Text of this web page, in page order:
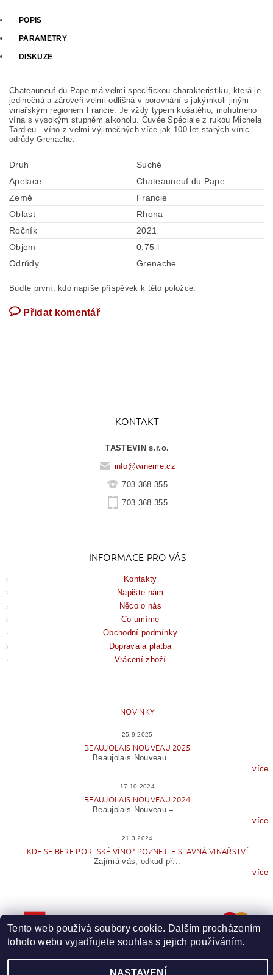
POPIS
PARAMETRY
DISKUZE
Chateauneuf-du-Pape má velmi specifickou charakteristiku, která je
jedinečná a zároveň velmi odlišná v porovnání s jakýmkoli jiným
vinařským regionem Francie. Je vždy typem košatého, mohutného
vína s vysokým stupněm alkoholu. Cuvée Spéciale z rukou Michela
Tardieu - víno z velmi výjimečných více jak 100 let starých vínic -
odrůdy Grenache.
Druh
Suché
Apelace
Chateauneuf du Pape
Země
Francie
Oblast
Rhona
Ročník
2021
Objem
0,75 l
Odrůdy
Grenache
Buďte první, kdo napíše příspěvek k této položce.
Přidat komentář
KONTAKT
TASTEVIN s.r.o.
info@wineme.cz
703 368 355
703 368 355
INFORMACE PRO VÁS
Kontakty
Napište nám
Něco o nás
Co umíme
Obchodní podmínky
Doprava a platba
Vrácení zboží
NOVINKY
25.9.2025
BEAUJOLAIS NOUVEAU 2025
Beaujolais Nouveau =...
více
17.10.2024
BEAUJOLAIS NOUVEAU 2024
Beaujolais Nouveau =...
více
21.3.2024
KDE SE BERE PORTSKÉ VÍNO? POZNEJTE SLAVNÁ VINAŘSTVÍ
Zajímá vás, odkud př...
více
Tento web používá soubory cookie. Dalším procházením
tohoto webu vyjadřujete souhlas s jejich používáním.
NASTAVENÍ